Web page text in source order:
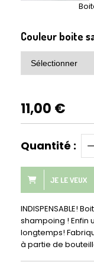
Couleur boite
11,00 €
Quantité :
JE LE VEUX
INDISPENSABLE!
shampoing ! Enfin
longtemps!
à partie de